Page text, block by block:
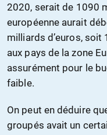
2020, serait de 1090
européenne aurait
milliards d’euros, soit
aux pays de la zone
assurément pour le
faible.
On peut en déduire
groupés avait un